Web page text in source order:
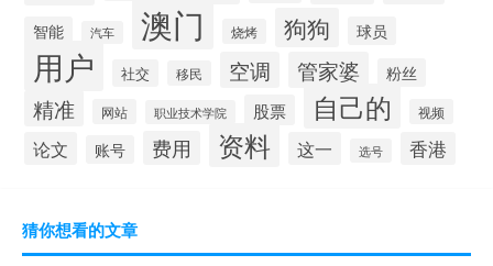
智能 汽车 澳门 烧烤 狗狗 球员
用户 社交 移民 空调 管家婆 粉丝
精准 网站 职业技术学院 股票 自己的 视频
论文 账号 费用 资料 这一 选号 香港
猜你想看的文章